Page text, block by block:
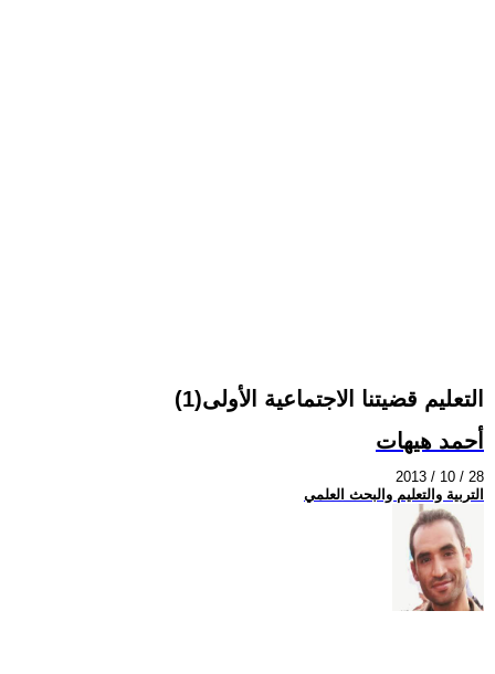
التعليم قضيتنا الاجتماعية الأولى(1)
أحمد هيهات
2013 / 10 / 28
التربية والتعليم والبحث العلمي